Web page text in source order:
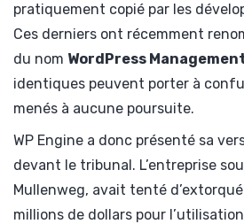
pratiquement copié par les
Ces derniers ont récemment
du nom WordPress
identiques peuvent porter à
menés à aucune poursuite.
WP Engine a donc présenté sa
devant le tribunal. L’entreprise
Mullenweg, avait tenté
millions de dollars pour